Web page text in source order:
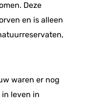
Deze
en is alleen
waren er nog
leven in